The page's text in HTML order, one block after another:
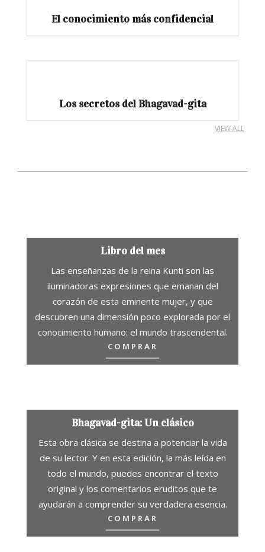
El conocimiento más confidencial
Los secretos del Bhagavad-gita
VIEW ALL
Libro del mes
Las enseñanzas de la reina Kunti son las
iluminadoras expresiones que emanan del
corazón de esta eminente mujer, y que
descubren una dimensión poco explorada por el
conocimiento humano: el mundo trascendental.
COMPRAR
Bhagavad-gita: Un clásico
Esta obra clásica se destina a potenciar la vida
de su lector. Y en esta edición, la más leída en
todo el mundo, puedes encontrar el texto
original y los comentarios eruditos que te
ayudarán a comprender su verdadera esencia.
COMPRAR